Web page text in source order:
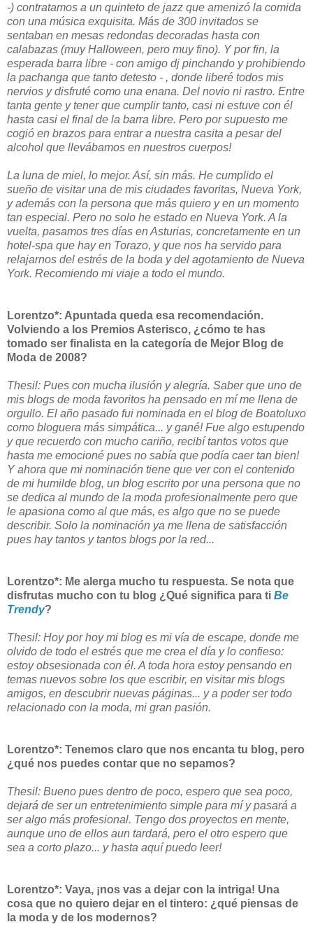
-) contratamos a un quinteto de jazz que amenizó la comida
con una música exquisita. Más de 300 invitados se
sentaban en mesas redondas decoradas hasta con
calabazas (muy Halloween, pero muy fino). Y por fin, la
esperada barra libre - con amigo dj pinchando y prohibiendo
la pachanga que tanto detesto - , donde liberé todos mis
nervios y disfruté como una enana. Del novio ni rastro. Entre
tanta gente y tener que cumplir tanto, casi ni estuve con él
hasta casi el final de la barra libre. Pero por supuesto me
cogió en brazos para entrar a nuestra casita a pesar del
alcohol que llevábamos en nuestros cuerpos!
La luna de miel, lo mejor. Así, sin más. He cumplido el
sueño de visitar una de mis ciudades favoritas, Nueva York,
y además con la persona que más quiero y en un momento
tan especial. Pero no solo he estado en Nueva York. A la
vuelta, pasamos tres días en Asturias, concretamente en un
hotel-spa que hay en Torazo, y que nos ha servido para
relajarnos del estrés de la boda y del agotamiento de Nueva
York. Recomiendo mi viaje a todo el mundo.
Lorentzo*: Apuntada queda esa recomendación.
Volviendo a los Premios Asterisco, ¿cómo te has
tomado ser finalista en la categoría de Mejor Blog de
Moda de 2008?
Thesil: Pues con mucha ilusión y alegría. Saber que uno de
mis blogs de moda favoritos ha pensado en mí me llena de
orgullo. El año pasado fui nominada en el blog de Boatoluxo
como bloguera más simpática... y gané! Fue algo estupendo
y que recuerdo con mucho cariño, recibí tantos votos que
hasta me emocioné pues no sabía que podía caer tan bien!
Y ahora que mi nominación tiene que ver con el contenido
de mi humilde blog, un blog escrito por una persona que no
se dedica al mundo de la moda profesionalmente pero que
le apasiona como al que más, es algo que no se puede
describir. Solo la nominación ya me llena de satisfacción
pues hay tantos y tantos blogs por la red...
Lorentzo*: Me alerga mucho tu respuesta. Se nota que
disfrutas mucho con tu blog ¿Qué significa para ti Be
Trendy?
Thesil: Hoy por hoy mi blog es mi vía de escape, donde me
olvido de todo el estrés que me crea el día y lo confieso:
estoy obsesionada con él. A toda hora estoy pensando en
temas nuevos sobre los que escribir, en visitar mis blogs
amigos, en descubrir nuevas páginas... y a poder ser todo
relacionado con la moda, mi gran pasión.
Lorentzo*: Tenemos claro que nos encanta tu blog, pero
¿qué nos puedes contar que no sepamos?
Thesil: Bueno pues dentro de poco, espero que sea poco,
dejará de ser un entretenimiento simple para mí y pasará a
ser algo más profesional. Tengo dos proyectos en mente,
aunque uno de ellos aun tardará, pero el otro espero que
sea a corto plazo... y hasta aquí puedo leer!
Lorentzo*: Vaya, ¡nos vas a dejar con la intriga! Una
cosa que no quiero dejar en el tintero: ¿qué piensas de
la moda y de los modernos?